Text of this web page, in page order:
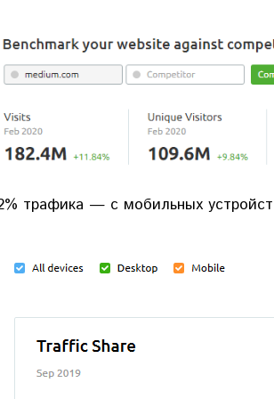
трафика — с мобильных